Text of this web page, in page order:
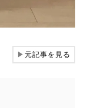
▶元記事を見る